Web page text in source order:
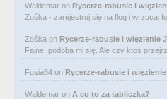
Waldemar on Rycerze-rabusie i
Zośka - zarejestruj się na flog i wrzucaj
Zośka on Rycerze-rabusie i więzienie
Fajne, podoba mi się. Ale czy ktoś
Fusia84 on Rycerze-rabusie i
Waldemar on A co to za tabliczka?